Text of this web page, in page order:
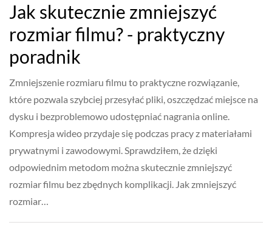
Jak skutecznie zmniejszyć
rozmiar filmu? - praktyczny
poradnik
Zmniejszenie rozmiaru filmu to praktyczne rozwiązanie,
które pozwala szybciej przesyłać pliki, oszczędzać miejsce na
dysku i bezproblemowo udostępniać nagrania online.
Kompresja wideo przydaje się podczas pracy z materiałami
prywatnymi i zawodowymi. Sprawdziłem, że dzięki
odpowiednim metodom można skutecznie zmniejszyć
rozmiar filmu bez zbędnych komplikacji. Jak zmniejszyć
rozmiar…